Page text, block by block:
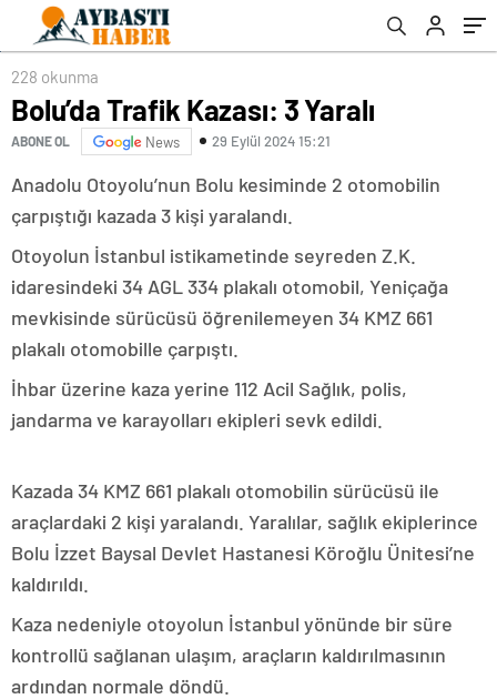
228 okunma
Bolu’da Trafik Kazası: 3 Yaralı
ABONE OL News 29 Eylül 2024 15:21
Anadolu Otoyolu’nun Bolu kesiminde 2 otomobilin
çarpıştığı kazada 3 kişi yaralandı.
Otoyolun İstanbul istikametinde seyreden Z.K.
idaresindeki 34 AGL 334 plakalı otomobil, Yeniçağa
mevkisinde sürücüsü öğrenilemeyen 34 KMZ 661
plakalı otomobille çarpıştı.
İhbar üzerine kaza yerine 112 Acil Sağlık, polis,
jandarma ve karayolları ekipleri sevk edildi.
Kazada 34 KMZ 661 plakalı otomobilin sürücüsü ile
araçlardaki 2 kişi yaralandı. Yaralılar, sağlık ekiplerince
Bolu İzzet Baysal Devlet Hastanesi Köroğlu Ünitesi’ne
kaldırıldı.
Kaza nedeniyle otoyolun İstanbul yönünde bir süre
kontrollü sağlanan ulaşım, araçların kaldırılmasının
ardından normale döndü.